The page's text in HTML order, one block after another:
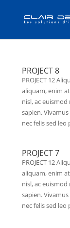
PROJECT 8
PROJECT 12
aliquam, enim
nisl, ac
sapien.
nec felis sed leo
PROJECT 7
PROJECT 12
aliquam, enim
nisl, ac
sapien.
nec felis sed leo